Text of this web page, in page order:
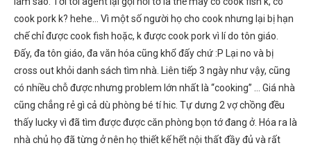
cook pork k? hehe… Vì một số người họ cho cook nhưng lại bị hạn
chế chỉ được cook fish hoặc, k được cook pork vì lí do tôn giáo.
Đấy, đa tôn giáo, đa văn hóa cũng khổ đấy chứ :P Lại no và bị
cross out khỏi danh sách tìm nhà. Liên tiếp 3 ngày như vậy, cũng
có nhiều chỗ được nhưng problem lớn nhất là “cooking” … Giá nhà
cũng chẳng rẻ gì cả dù phòng bé tí hic. Tự dưng 2 vợ chồng đều
thấy lucky vì đã tìm được được căn phòng bọn tớ đang ở. Hóa ra là
nhà chủ họ đã từng ở nên họ thiết kế hết nội thất đầy đủ và rất